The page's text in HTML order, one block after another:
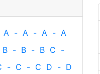
A - A - A - A
B - B - B C -
- C - C D - D